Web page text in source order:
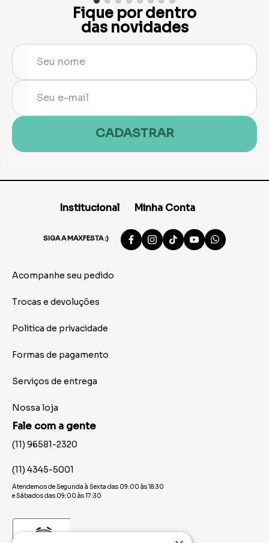
Fique por dentro
das novidades
CADASTRAR
Institucional Minha Conta
SIGA A MAXFESTA :)
Acompanhe seu pedido
Trocas e devoluções
Politica de privacidade
Formas de pagamento
Serviços de entrega
Nossa loja
Fale com a gente
(11) 96581-2320
(11) 4345-5001
Atendemos de Segunda à Sexta das 09:00 às 18:30
e Sábados das 09:00 às 17:30